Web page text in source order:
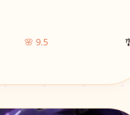
🌸 9.5